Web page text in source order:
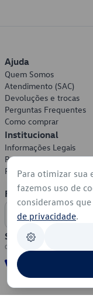
Ajuda
Quem Somos
Atendimento (SAC)
Devoluções e trocas
Perguntas Frequentes
Como comprar
Institucional
Informações Legais
Política de Privacidade
Política de Cookies
Formas de
Segurança
Para otimizar sua
fazemos uso de
consideramos
de privacidade.